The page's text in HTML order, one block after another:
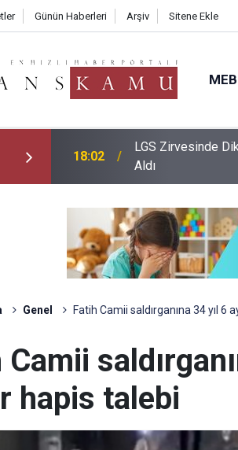
Günün Haberleri Arşiv Sitene Ekle
MEB
Öğrenci
17:05 2026 LGS
Genel Fatih Camii saldırganına 34 yıl 6
Camii
hapis talebi